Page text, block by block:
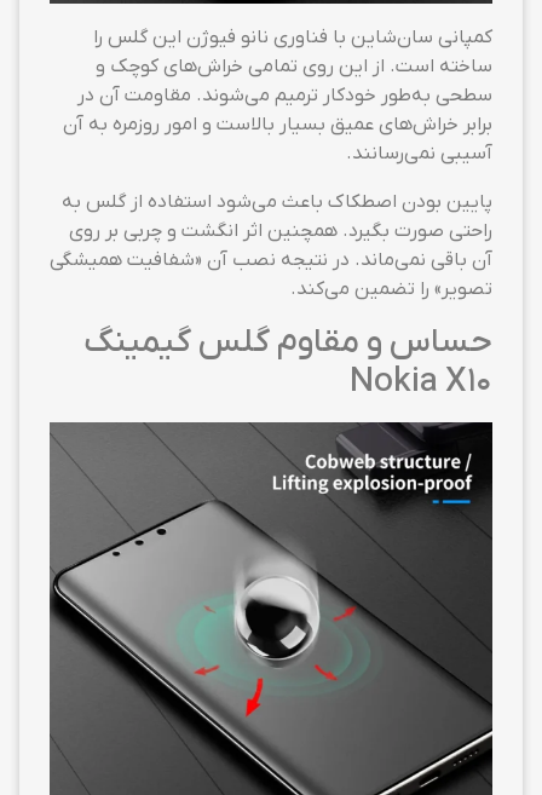
کمپانی سان‌شاین با فناوری نانو فیوژن این گلس را
ساخته است. از این روی تمامی خراش‌های کوچک و
سطحی به‌طور خودکار ترمیم می‌شوند. مقاومت آن در
برابر خراش‌های عمیق بسیار بالاست و امور روزمره به آن
آسیبی نمی‌رسانند.
پایین بودن اصطکاک باعث می‌شود استفاده از گلس به
راحتی صورت بگیرد. همچنین اثر انگشت و چربی بر روی
آن باقی نمی‌ماند. در نتیجه نصب آن «شفافیت همیشگی
تصویر» را تضمین می‌کند.
حساس و مقاوم گلس گیمینگ
Nokia X10